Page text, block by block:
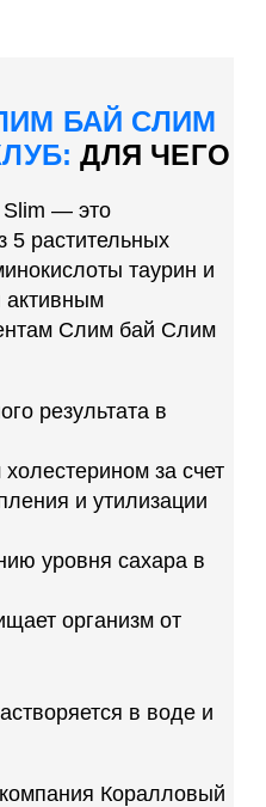
БАЙ СЛИМ
ДЛЯ ЧЕГО
— это
5 растительных
таурин и
активным
Слим бай Слим
результата в
за счет
и утилизации
уровня сахара в
организм от
в воде и
Коралловый